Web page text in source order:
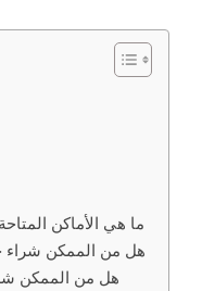
ما هي الأماكن
هل من الممكن شراء
هل من الممكن